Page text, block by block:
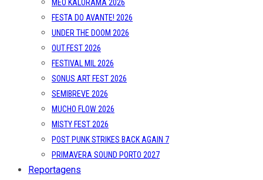
MEO KALORAMA 2026
FESTA DO AVANTE! 2026
UNDER THE DOOM 2026
OUT.FEST 2026
FESTIVAL MIL 2026
SONUS ART FEST 2026
SEMIBREVE 2026
MUCHO FLOW 2026
MISTY FEST 2026
POST PUNK STRIKES BACK AGAIN 7
PRIMAVERA SOUND PORTO 2027
Reportagens